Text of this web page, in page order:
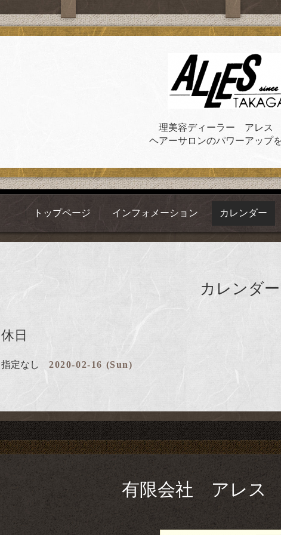
理美容ディーラー アレス
ヘアーサロンのパワーアップ
トップページ インフォメーション カレンダー
カレンダー
休日
指定なし 2020-02-16 (Sun)
有限会社 アレス